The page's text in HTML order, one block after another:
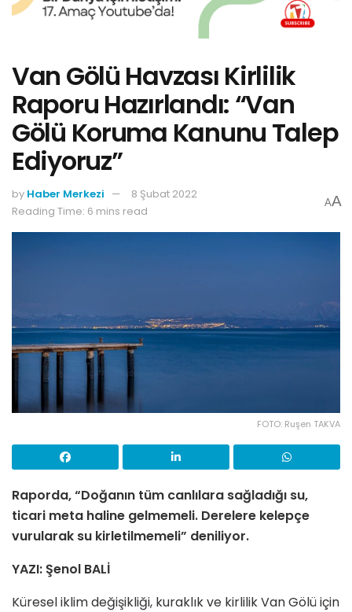
Van Gölü Havzası Kirlilik
Raporu Hazırlandı: “Van
Gölü Koruma Kanunu Talep
Ediyoruz”
by Haber Merkezi
8 Şubat 2022
Reading Time: 6 mins read
AA
FOTO: Ruşen TAKVA
Raporda,“Doğanın tüm canlılara sağladığı su,
ticari meta haline gelmemeli. Derelere kelepçe
vurularak su kirletilmemeli” deniliyor.
YAZI: Şenol BALİ
Küresel iklim değişikliği, kuraklık ve kirlilik Van Gölü için